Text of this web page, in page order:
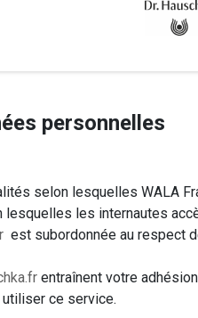
personnelles
selon lesquelles WALA
les internautes
est subordonnée au respect
entraînent votre
ce service.